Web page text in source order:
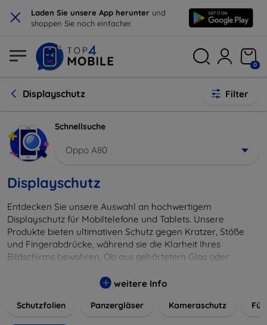
× Laden Sie unsere App herunter und
shoppen Sie noch einfacher.
0
Displayschutz Filter
Schnellsuche
Oppo A80
Displayschutz
Entdecken Sie unsere Auswahl an hochwertigem
Displayschutz für Mobiltelefone und Tablets. Unsere
Produkte bieten ultimativen Schutz gegen Kratzer, Stöße
und Fingerabdrücke, während sie die Klarheit Ihres
Bildschirms bewahren. Ob aus gehärtetem Glas oder
installieren und passgenau für jedes Gerät, um eine
wertvolles Gerät mit unseren langlebigen und zuverlässigen
weitere Info
Schutzfolien Panzergläser Kameraschutz